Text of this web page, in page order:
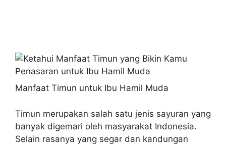
Manfaat Timun untuk Ibu Hamil Muda
Timun merupakan salah satu jenis sayuran yang
banyak digemari oleh masyarakat Indonesia.
Selain rasanya yang segar dan kandungan